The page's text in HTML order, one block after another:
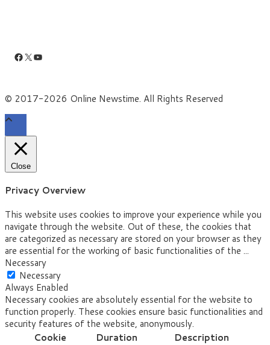
Facebook
X YouTube
© 2017-2026 Online Newstime. All Rights Reserved
Close
Privacy Overview
This website uses cookies to improve your experience while you
navigate through the website. Out of these, the cookies that
are categorized as necessary are stored on your browser as they
are essential for the working of basic functionalities of the ...
Necessary
Necessary
Always Enabled
Necessary cookies are absolutely essential for the website to
function properly. These cookies ensure basic functionalities and
security features of the website, anonymously.
Cookie
Duration Description